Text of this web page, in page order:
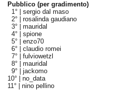
Pubblico (per gradimento)
1° | sergio dal maso
2° | rosalinda gaudiano
3° | mauridal
4° | spione
5° | enzo70
6° | claudio romei
7° | fulviowetzl
8° | mauridal
9° | jackomo
10° | no_data
11° | nino pellino